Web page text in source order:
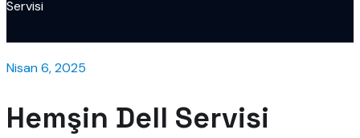
Servisi
Nisan 6, 2025
Hemşin Dell Servisi